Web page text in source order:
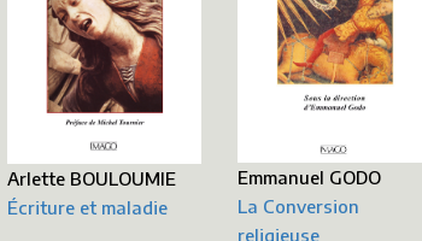
Arlette BOULOUMIE
Écriture et maladie
Emmanuel GODO
La Conversion
religieuse